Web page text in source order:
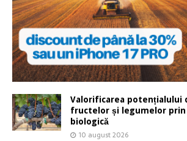
Valorificarea potențialului
fructelor și legumelor prin
biologică
10 august 2026